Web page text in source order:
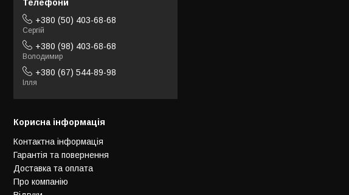
+380 (50) 403-68-68
Сергій
+380 (98) 403-68-68
Володимир
+380 (67) 544-89-98
Ілля
Корисна інформація
Контактна інформація
Гарантія та повернення
Доставка та оплата
Про компанію